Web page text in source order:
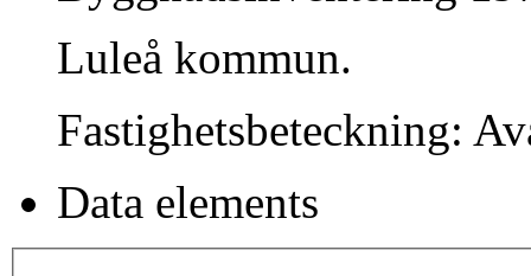
Luleå kommun.
Fastighetsbeteckning:
Data elements